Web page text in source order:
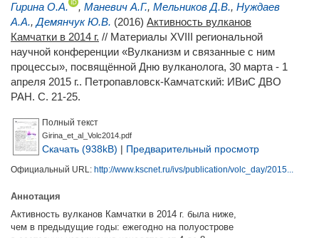
Гирина О.А. , Маневич А.Г., Мельников Д.В., Нуждаев
А.А.,Демянчук Ю.В. (2016) Активность вулканов
Камчатки в 2014 г. // Материалы XVIII региональной
научной конференции «Вулканизм и связанные с ним
процессы», посвящённой Дню вулканолога, 30 марта - 1
апреля 2015 г.. Петропавловск-Камчатский: ИВиС ДВО
РАН. С. 21-25.
Полный текст
Girina_et_al_Volc2014.pdf
Скачать (938kB) | Предварительный просмотр
Официальный URL: http://www.kscnet.ru/ivs/publication/volc_day/2015...
Аннотация
Активность вулканов Камчатки в 2014 г. была ниже,
чем в предыдущие годы: ежегодно на полуострове